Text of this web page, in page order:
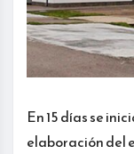
En 15 días se
elaboración del